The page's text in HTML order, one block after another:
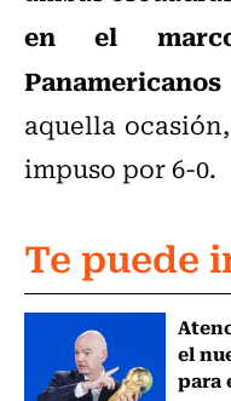
en el
aquella
impuso por 6-0.
Te puede
el
para